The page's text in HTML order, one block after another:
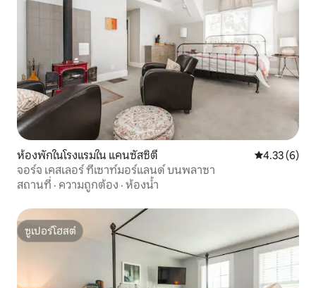
ห้องพักในโรงแรมใน แคนซัสซิตี คะแนนเฉลี่ย
4.33 (6)
จอร์จ เคสเลอร์ ที่เซาท์มอร์แลนด์ บนพลาซา
สถานที่ · ความถูกต้อง · ห้องน้ำ
ซูเปอร์โฮสต์
ซูเปอร์โฮสต์